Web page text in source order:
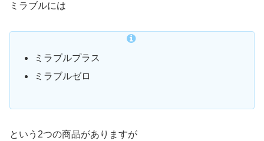
ミラブルには
ミラブルプラス
ミラブルゼロ
という2つの商品がありますが